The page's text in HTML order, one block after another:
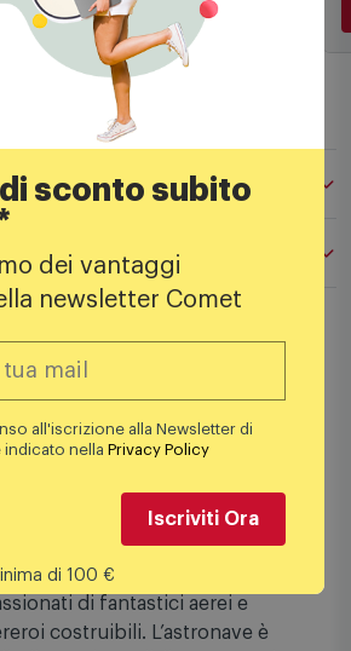
al carrello
sarà orgoglioso di
astronave giocattolo LEGO®
per i bambini. Il set costruibile
vs. Ronan (76278) consente ai
dagli 8 anni in su di ricreare
dei Guardiani della Galassia
di sfrecciare nello spazio in
Questo regalo Guardiani della
è perfetto per gli amanti del
di fantastici aerei e
costruibili. L’astronave è
di sconto subito
dei vantaggi
newsletter Comet
all'iscrizione alla Newsletter di
indicato nellaPrivacy Policy
Iscriviti Ora
di 100 €